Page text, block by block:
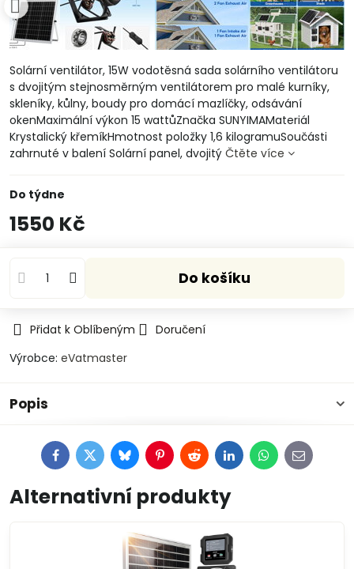
Solární ventilátor, 15W vodotěsná sada solárního ventilátoru
s dvojitým stejnosměrným ventilátorem pro malé kurníky,
skleníky, kůlny, boudy pro domácí mazlíčky, odsávání
okenMaximální výkon 15 wattůZnačka SUNYIMAMateriál
Krystalický křemíkHmotnost položky 1,6 kilogramuSoučásti
zahrnuté v balení Solární panel, dvojitý Čtěte více
Do týdne
1550 Kč
Do košíku
Přidat k Oblíbeným
Doručení
Výrobce: eVatmaster
Popis
FacebookTwitterBlueskyPinterestRedditLinkedInWhatsApp
E-
mail
Alternativní produkty